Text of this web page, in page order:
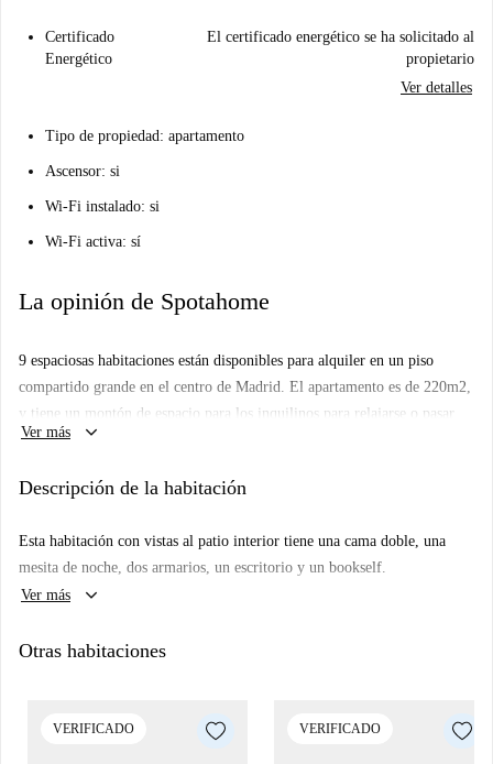
Certificado
Energético
El certificado energético se ha solicitado al
propietario
Ver detalles
Tipo de propiedad: apartamento
Ascensor: si
Wi-Fi instalado: si
Wi-Fi activa: sí
La opinión de Spotahome
9 espaciosas habitaciones están disponibles para alquiler en un piso
compartido grande en el centro de Madrid. El apartamento es de 220m2,
y tiene un montón de espacio para los inquilinos para relajarse o pasar
tiempo con compañeros de cuarto. La cocina tiene todo lo que los
un microondas, una tostadora, una lavadora, y una mesa con sillas. La
cocina. Hay 2 baños compartidos en la propiedad, y 1 de los baños tiene
2 duchas en el mismo.
Prepárese para ser golpeado de estrella! La propiedad se encuentra en el
sus extravagantes estrenos de cine internacionales, es el lugar perfecto
restaurantes, centros comerciales, bares y cafeterías, Callao está bien
Ver más keyboard_arrow_down
Descripción de la habitación
Esta habitación con vistas al patio interior tiene una cama doble, una
mesita de noche, dos armarios, un escritorio y un bookself.
Ver más
keyboard_arrow_down
Otras habitaciones
VERIFICADO VERIFICADO